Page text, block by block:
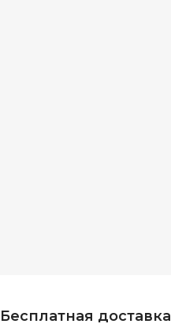
Бесплатная доставка